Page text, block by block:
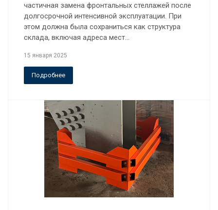
частичная замена фронтальных стеллажей после
долгосрочной интенсивной эксплуатации. При
этом должна была сохраниться как структура
склада, включая адреса мест…
15 января 2025
Подробнее